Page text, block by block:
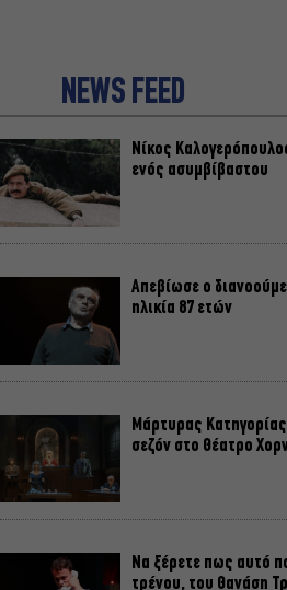
NEWS FEED
Nίκος
ενός ασυμβίβαστου
Απεβίωσε ο
ηλικία 87 ετών
Μάρτυρας
σεζόν στο Θέατρο
Να ξέρετε πως αυτό
τρένου, του Θανάση